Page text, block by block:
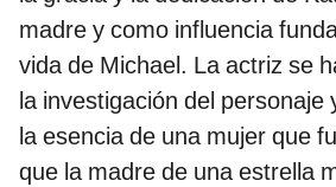
madre y como influencia
vida de Michael. La actriz se
la investigación del personaje
la esencia de una mujer que
que la madre de una estrella